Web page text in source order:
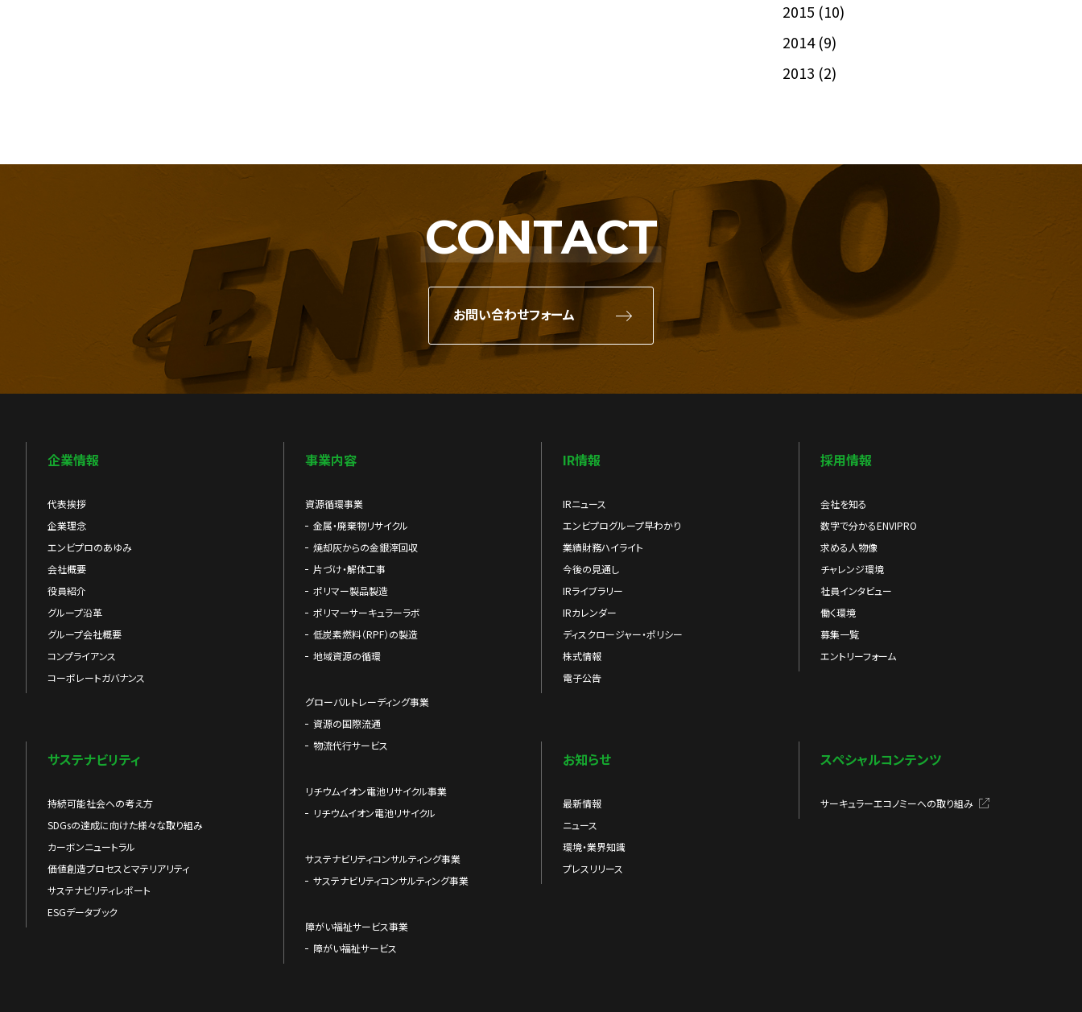
2015 (10)
2014(9)
2013 (2)
CONTACT
お問い合わせフォーム
企業情報
代表挨拶
企業理念
エンビプロのあゆみ
会社概要
役員紹介
グループ沿革
グループ会社概要
コンプライアンス
コーポレートガバナンス
事業内容
資源循環事業
金属・廃棄物リサイクル
焼却灰からの金銀滓回収
片づけ・解体工事
ポリマー製品製造
ポリマーサーキュラーラボ
低炭素燃料（RPF）の製造
地域資源の循環
グローバルトレーディング事業
資源の国際流通
物流代行サービス
リチウムイオン電池リサイクル事業
リチウムイオン電池リサイクル
サステナビリティコンサルティング事業
サステナビリティコンサルティング事業
障がい福祉サービス事業
障がい福祉サービス
IR情報
IRニュース
エンビプログループ早わかり
業績財務ハイライト
今後の見通し
IRライブラリー
IRカレンダー
ディスクロージャー・ポリシー
株式情報
電子公告
採用情報
会社を知る
数字で分かるENVIPRO
求める人物像
チャレンジ環境
社員インタビュー
働く環境
募集一覧
エントリーフォーム
サステナビリティ
持続可能社会への考え方
SDGsの達成に向けた様々な取り組み
カーボンニュートラル
価値創造プロセスとマテリアリティ
サステナビリティレポート
ESGデータブック
お知らせ
最新情報
ニュース
環境・業界知識
プレスリリース
スペシャルコンテンツ
サーキュラーエコノミーへの取り組み